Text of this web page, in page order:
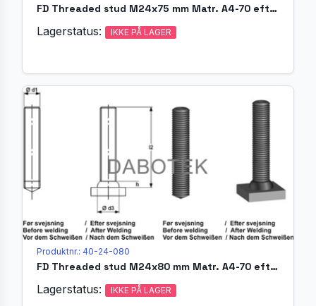
FD Threaded stud M24x75 mm Matr. A4-70 efter EN ISO 13918
Lagerstatus: IKKE PÅ LAGER
Produktnr.: 40-24-080
FD Threaded stud M24x80 mm Matr. A4-70 efter EN ISO 13918
Lagerstatus: IKKE PÅ LAGER